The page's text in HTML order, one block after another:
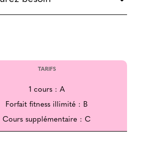
TARIFS
1 cours : A
Forfait fitness illimité : B
Cours supplémentaire : C